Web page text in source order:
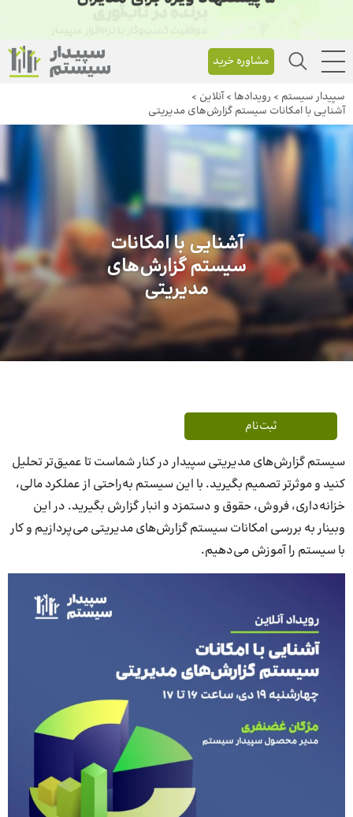
مشاوره خرید
سپیدار سیستم > رویداد‌ها >آنلاین >
آشنایی با امکانات سیستم گزارش‌های مدیریتی
آشنایی با امکانات
سیستم گزارش‌های
مدیریتی
ثبت‌نام
سیستم گزارش‌های مدیریتی سپیدار در کنار شماست تا عمیق‌تر تحلیل
کنید و موثرتر تصمیم بگیرید. با این سیستم به‌راحتی از عملکرد مالی،
خزانه‌داری، فروش، حقوق و دستمزد و انبار گزارش بگیرید. در این
وبینار به بررسی امکانات سیستم گزارش‌های مدیریتی می‌پردازیم و کار
با سیستم را آموزش می‌دهیم.